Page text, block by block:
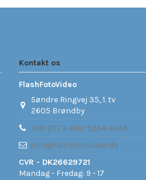
Kontakt os
FlashFotoVideo
Søndre Ringvej 35, 1. tv
2605 Brøndby
3141 2773 eller 5354 4043
info@flashfotovideo.dk
CVR - DK26629721
Mandag - Fredag: 9 - 17